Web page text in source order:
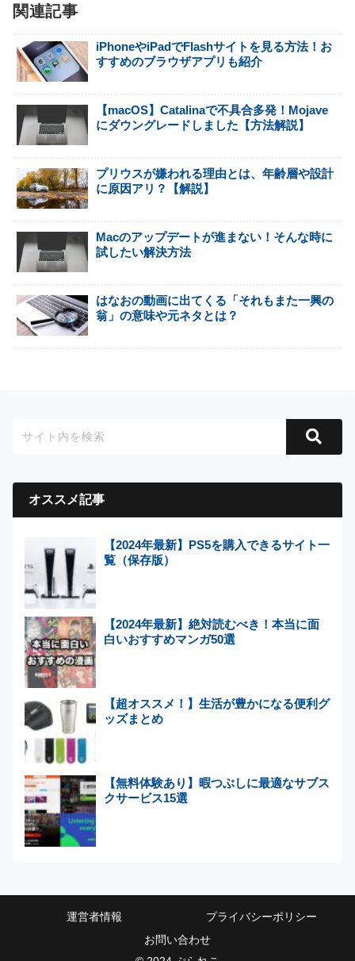
関連記事
iPhoneやiPadでFlashサイトを見る方法！お
すすめのブラウザアプリも紹介
【macOS】Catalinaで不具合多発！Mojave
にダウングレードしました【方法解説】
プリウスが嫌われる理由とは、年齢層や設計
に原因アリ？【解説】
Macのアップデートが進まない！そんな時に
試したい解決方法
はなおの動画に出てくる「それもまた一興の
翁」の意味や元ネタとは？
オススメ記事
【2024年最新】PS5を購入できるサイト一
覧（保存版）
【2024年最新】絶対読むべき！本当に面
白いおすすめマンガ50選
【超オススメ！】生活が豊かになる便利グ
ッズまとめ
【無料体験あり】暇つぶしに最適なサブス
クサービス15選
運営者情報
プライバシーポリシー
お問い合わせ